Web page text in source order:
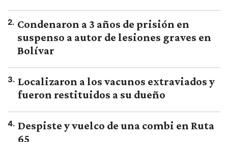
2. Condenaron a 3 años de prisión en
suspenso a autor de lesiones graves en
Bolívar
3. Localizaron a los vacunos extraviados y
fueron restituidos a su dueño
4. Despiste y vuelco de una combi en Ruta
65